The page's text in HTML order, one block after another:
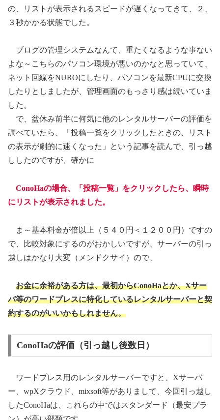
の、リストが表示されるスピードが遅くなってきて、２、
３秒かかる状態でした。
ブログの管理システムなんて、重たくなるような事ない
よな～こちらのパソコン環境が悪いのかなと思っていて、
ネット回線をNUROにしたり、パソコンを最新CPUに交換
したりとしましたが、管理画面のもっさり感は続いていま
した。
で、盆休み前半に何気に他のレンタルサーバーの評価を
調べていたら、「投稿一覧をクリックしたときの、リスト
の表示が劇的に速くなった」という記事を読んで、引っ越
ししたのですが、確かに
ConoHaの場合、「投稿一覧」をクリックしたら、瞬時
にリストが表示されました。
ま～基本料金が倍以上（５４０円＜１２００円）ですの
で、比較対象にするのがおかしいですが、サーバーの引っ
越しはかなり大変（メンドクサイ）ので、
お金に余裕がある方は、最初からConoHaとか、Xサー
バ等のワードプレスに特化しているレンタルサーバーと契
約するのがいいかもしれません。
ConoHaの評価（引っ越し後数日）
ワードプレス用のレンタルサーバーですと、Xサーバ
ー、wpXクラウド、mixsoft等がありまして、今回引っ越し
したConoHaは、これらの中ではスタンダード（最安プラ